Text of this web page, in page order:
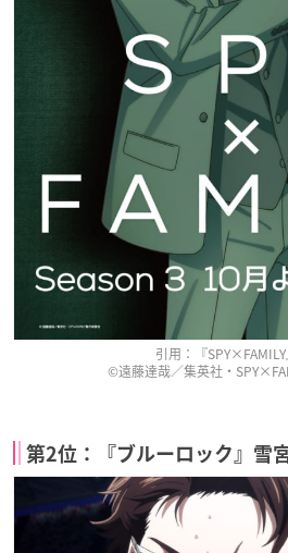
引用：『SPY×FAMILY
©遠藤達哉／集英社・
第2位：『ブルーロック』雪